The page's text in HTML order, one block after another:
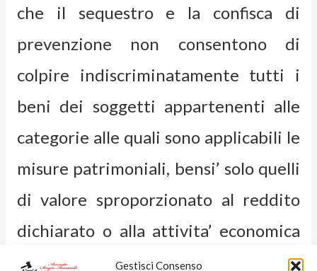
Gestisci Consenso
che il sequestro e la confisca di
prevenzione non consentono di
colpire indiscriminatamente tutti i
beni dei soggetti appartenenti alle
categorie alle quali sono applicabili le
misure patrimoniali, bensi’ solo quelli
di valore sproporzionato al reddito
dichiarato o alla attivita’ economica
svolta ovvero che siano frutto di